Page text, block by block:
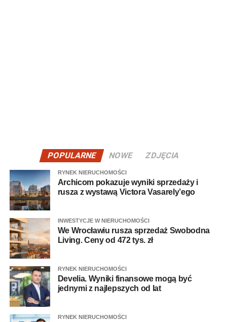
POPULARNE NOWE ZDJĘCIA
RYNEK NIERUCHOMOŚCI
Archicom pokazuje wyniki sprzedaży i
rusza z wystawą Victora Vasarely’ego
INWESTYCJE W NIERUCHOMOŚCI
We Wrocławiu rusza sprzedaż Swobodna
Living. Ceny od 472 tys. zł
RYNEK NIERUCHOMOŚCI
Develia. Wyniki finansowe mogą być
jednymi z najlepszych od lat
RYNEK NIERUCHOMOŚCI